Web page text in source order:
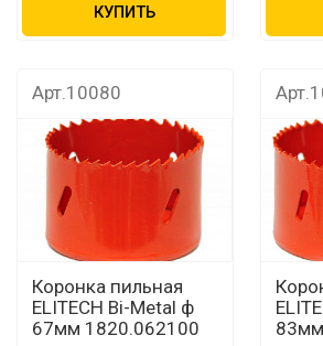
КУПИТЬ
Арт.10080
Коронка пильная
ELITECH Bi-Metal ф
67мм 1820.062100